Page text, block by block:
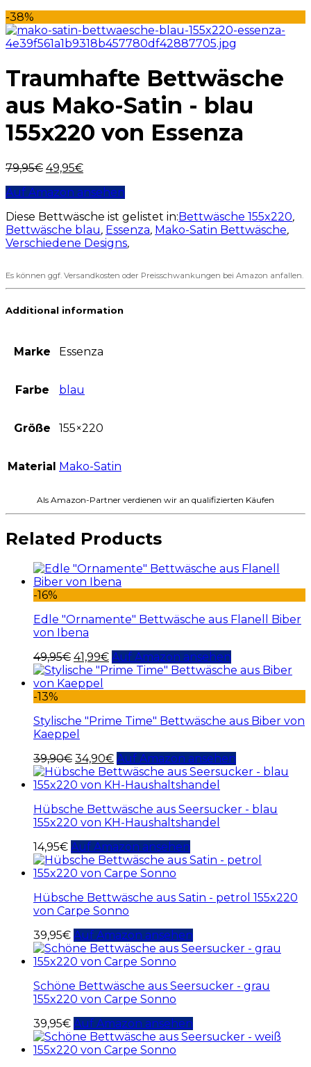
-38%
Traumhafte Bettwäsche
aus Mako-Satin - blau
155x220 von Essenza
79,95€ 49,95€
Auf Amazon ansehen
Diese Bettwäsche ist gelistet in:Bettwäsche 155x220,
Bettwäsche blau, Essenza, Mako-Satin Bettwäsche,
Verschiedene Designs,
Es können ggf. Versandkosten oder Preisschwankungen bei Amazon anfallen.
Additional information
Marke Essenza
Farbe blau
Größe 155×220
Material Mako-Satin
Als Amazon-Partner verdienen wir an qualifizierten Käufen
Related Products
-16%
Edle "Ornamente" Bettwäsche aus Flanell Biber
von Ibena
49,95€ 41,99€ Auf Amazon ansehen
-13%
Stylische "Prime Time" Bettwäsche aus Biber von
Kaeppel
39,90€ 34,90€ Auf Amazon ansehen
Hübsche Bettwäsche aus Seersucker - blau
155x220 von KH-Haushaltshandel
14,95€ Auf Amazon ansehen
Hübsche Bettwäsche aus Satin - petrol 155x220
von Carpe Sonno
39,95€ Auf Amazon ansehen
Schöne Bettwäsche aus Seersucker - grau
155x220 von Carpe Sonno
39,95€ Auf Amazon ansehen